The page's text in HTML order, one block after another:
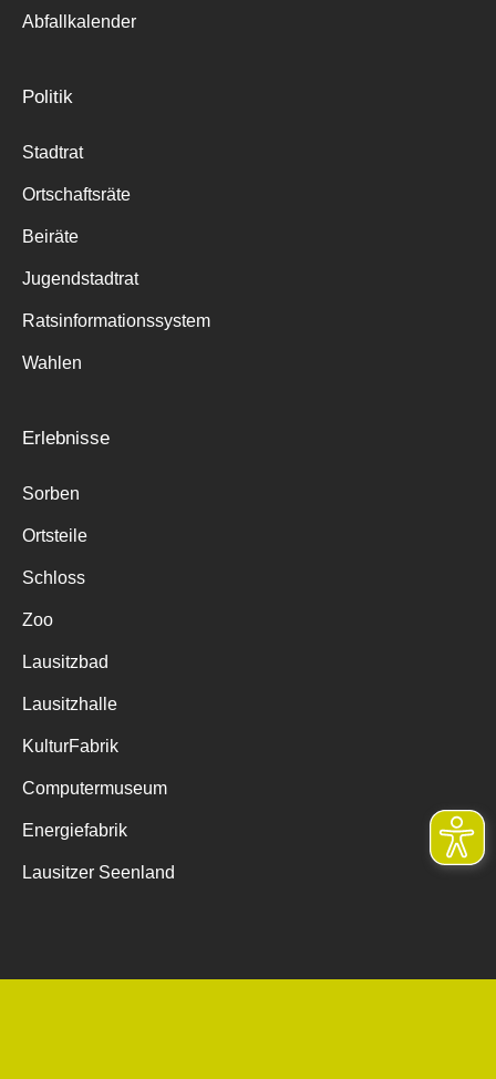
Abfallkalender
Politik
Stadtrat
Ortschaftsräte
Beiräte
Jugendstadtrat
Ratsinformationssystem
Wahlen
Erlebnisse
Sorben
Ortsteile
Schloss
Zoo
Lausitzbad
Lausitzhalle
KulturFabrik
Computermuseum
Energiefabrik
Lausitzer Seenland